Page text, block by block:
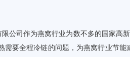
司作为燕窝行业为数不多的国家高新
需要全程冷链的问题，为燕窝行业节